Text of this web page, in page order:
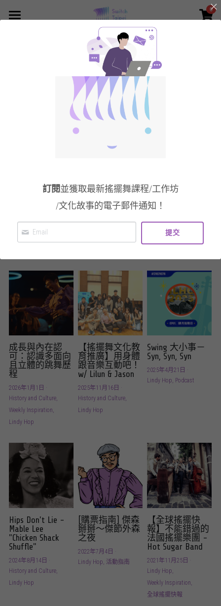
0
Event/Workshop
活動/工作坊日期預告
What we did
什麼是 Swing?
Swing Dance 簡介
Culture
Podcast
PrideVoice.
SwitchLife
社群準則
switchtaipei@gmail.com
性別平權與LGBTQAI
Top 5 Switch
Dance Videos
只能獻「聲」的
酷兒爵士樂手 -
Billy Strayhorn
只能獻「聲」的
酷兒爵士樂手 -
Tiny Davis
性別平權與LGBTQAI
成長與內在認
可：認識多面向
且立體的跳舞歷
程
2026年1月1日 ·
History and Culture,
Weekly Inspiration,
Lindy Hop
【搖擺舞文化教
育推廣】用身體
跟音樂互動吧！
w/ Lilun & Jason
2025年11月16日 ·
History and Culture,
Lindy Hop
Swing 大小事－
Syn, Syn, Syn
2025年4月21日 ·
Lindy Hop, Podcast
Hips Don't Lie -
Mable Lee
"Chicken Shack
Shuffle"
2024年8月14日 ·
History and Culture,
Lindy Hop
[購票指南] 傑森
掰掰～傑節外森
之夜
2022年7月4日 ·
Lindy Hop, 活動指南
【全球搖擺快
報】不能錯過的
法國搖擺樂團 -
Hot Sugar Band
2021年11月25日 ·
Lindy Hop,
Weekly Inspiration,
全球搖擺快報
×
商品分類 ×
部落格分類
訂閱並獲取最新搖擺舞課程/工作坊
/文化故事的電子郵件通知！
提交